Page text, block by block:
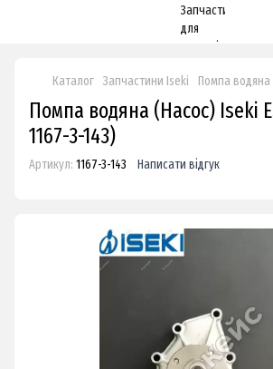
Каталог Запчастини Iseki Помпа водяна
Помпа водяна (Насос) Iseki
1167-3-143)
Артикул: 1167-3-143 Написати відгук